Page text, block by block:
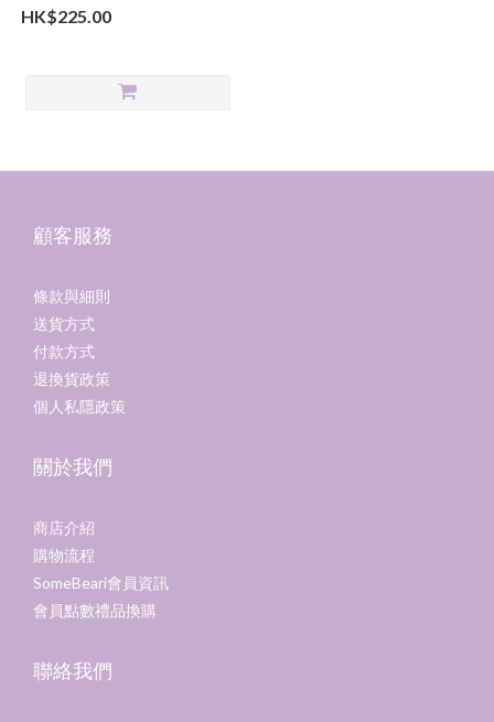
HK$225.00
顧客服務
條款與細則
送貨方式
付款方式
退換貨政策
個人私隱政策
關於我們
商店介紹
購物流程
SomeBeari會員資訊
會員點數禮品換購
聯絡我們